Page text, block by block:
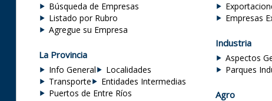
Búsqueda de Empresas
Listado por Rubro
Agregue su Empresa
La Provincia
Info General
Localidades
Transporte
Entidades Intermedias
Puertos de Entre Ríos
Empresas
Industria
Aspectos
Parques
Agro